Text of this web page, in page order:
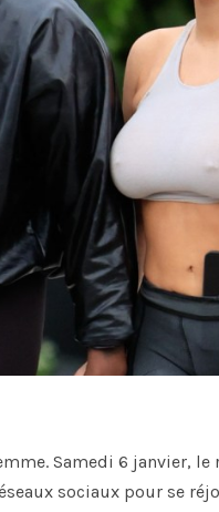
Samedi 6 janvier,
sociaux pour se